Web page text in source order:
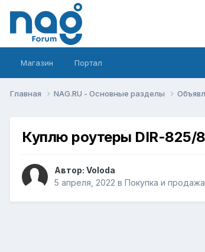
Магазин Портал
Главная NAG.RU - Основные разделы
Куплю роутеры DIR-825/
Автор: Voloda
5 апреля, 2022 в Покупка и